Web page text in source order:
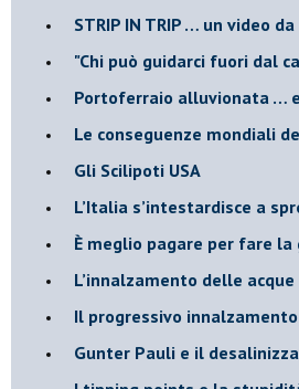
​STRIP IN TRIP … un video
"Chi può guidarci fuori dal
​Portoferraio alluvionata …
Le conseguenze mondiali
​Gli Scilipoti USA
L’Italia s’intestardisce a
È meglio pagare per fare
​L’innalzamento delle
​Il progressivo
​Gunter Pauli e il